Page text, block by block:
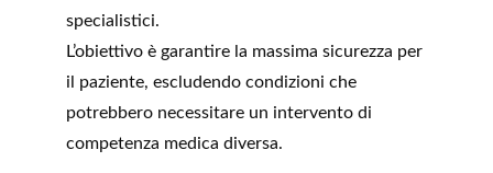
specialistici.
L’obiettivo è garantire la massima sicurezza per
il paziente, escludendo condizioni che
potrebbero necessitare un intervento di
competenza medica diversa.